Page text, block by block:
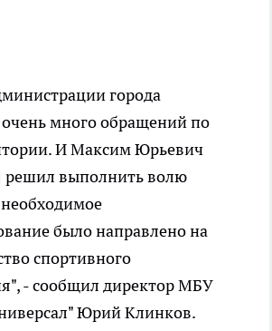
города
очень много обращений по
И Максим Юрьевич
решил выполнить волю
было направлено на
спортивного
- сообщил директор МБУ
Юрий Клинков.